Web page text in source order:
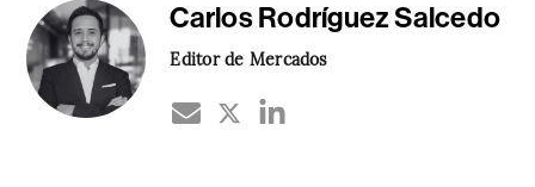
Carlos Rodríguez Salcedo
Editor de Mercados